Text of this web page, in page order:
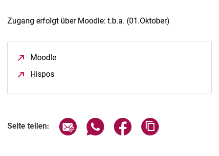
Zugang erfolgt über Moodle: t.b.a. (01.Oktober)
Moodle
Hispos
Seite teilen: Seite über E-Mail teilen
Seite über WhatsApp teilen
Seite über Facebook